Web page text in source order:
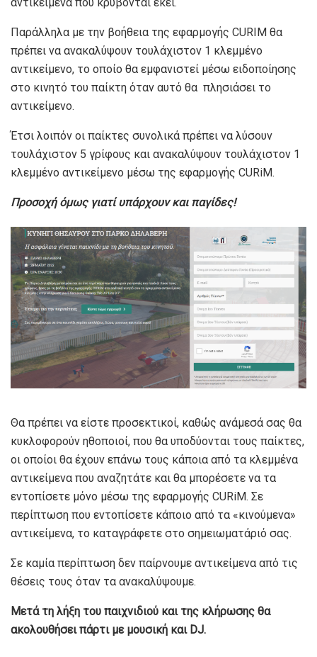
αντικείμενα που κρύβονται εκεί.
Παράλληλα με την βοήθεια της εφαρμογής CURΙM θα
πρέπει να ανακαλύψουν τουλάχιστον 1 κλεμμένο
αντικείμενο, το οποίο θα εμφανιστεί μέσω ειδοποίησης
στο κινητό του παίκτη όταν αυτό θα πλησιάσει το
αντικείμενο.
Έτσι λοιπόν οι παίκτες συνολικά πρέπει να λύσουν
τουλάχιστον 5 γρίφους και ανακαλύψουν τουλάχιστον 1
κλεμμένο αντικείμενο μέσω της εφαρμογής CURiM.
Προσοχή όμως γιατί υπάρχουν και παγίδες!
Θα πρέπει να είστε προσεκτικοί, καθώς ανάμεσά σας θα
κυκλοφορούν ηθοποιοί, που θα υποδύονται τους παίκτες,
οι οποίοι θα έχουν επάνω τους κάποια από τα κλεμμένα
αντικείμενα που αναζητάτε και θα μπορέσετε να τα
εντοπίσετε μόνο μέσω της εφαρμογής CURiM. Σε
περίπτωση που εντοπίσετε κάποιο από τα «κινούμενα»
αντικείμενα, το καταγράφετε στο σημειωματάριό σας.
Σε καμία περίπτωση δεν παίρνουμε αντικείμενα από τις
θέσεις τους όταν τα ανακαλύψουμε.
Μετά τη λήξη του παιχνιδιού και της κλήρωσης θα
ακολουθήσει πάρτι με μουσική και DJ.